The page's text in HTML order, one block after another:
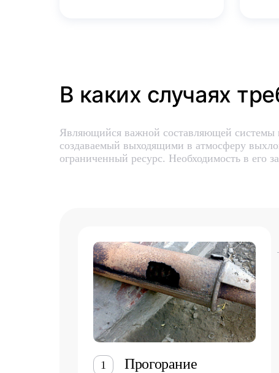
В каких случаях
Являющийся важной составляющей системы
создаваемый выходящими в атмосферу
ограниченный ресурс. Необходимость в его
1 Прогорание